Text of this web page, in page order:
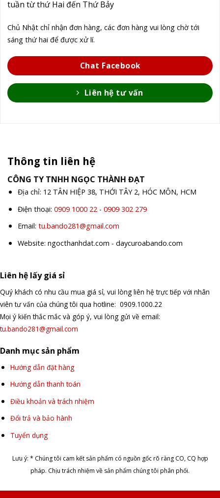
tuần từ thứ Hai đến Thứ Bảy
Chủ Nhật chỉ nhận đơn hàng, các đơn hàng vui lòng chờ tới
sáng thứ hai để được xử lí.
Chat Facebook
Liên hệ tư vấn
Thông tin liên hệ
CÔNG TY TNHH NGỌC THÀNH ĐẠT
Địa chỉ: 12 TÂN HIỆP 38, THỚI TÂY 2, HÓC MÔN, HCM
Điện thoại: 0909 1000 22 - 0909 302 279
Email: tu.bando281@gmail.com
Website: ngocthanhdat.com - daycuroabando.com
Liên hệ lấy giá sỉ
Quý khách có nhu cầu mua giá sỉ, vui lòng liên hệ trực tiếp với nhân
viên tư vấn của chúng tôi qua hotline: 0909.1000.22
Mọi ý kiến thắc mắc và góp ý, vui lòng gửi về email:
tu.bando281@gmail.com
Danh mục sản phẩm
Hướng dẫn đặt hàng
Hướng dẫn thanh toán
Điều khoản và trách nhiệm
Đổi trả và bảo hành
Tuyển dụng
Lưu ý: * Chúng tôi cam kết sản phẩm có nguồn gốc rõ ràng CO, CQ hợp
pháp. Chịu trách nhiệm về sản phẩm chúng tôi phân phối.